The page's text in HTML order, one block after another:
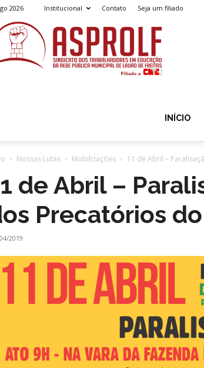
2026 Institucional Contato Seja um filiado
INÍCIO
Nossas Lutas Mobilizações 11 de Abril –
de Abril –
Precatórios do
2019